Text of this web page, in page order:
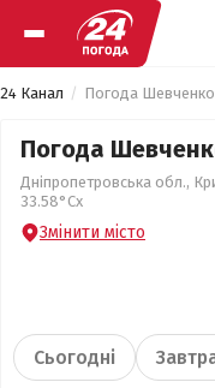
24 Канал Погода Шевченко
Погода
Дніпропетровська обл.,
33.58°Сх
Змінити місто
Сьогодні